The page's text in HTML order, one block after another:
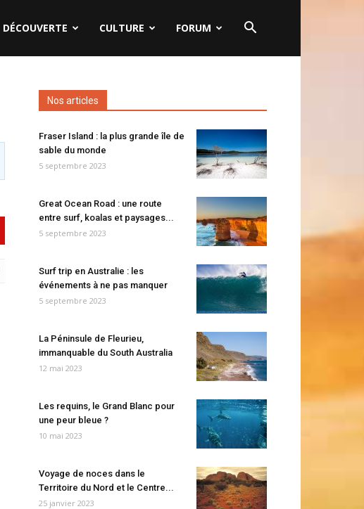
DÉCOUVERTE CULTURE FORUM
Nos articles
Fraser Island : la plus grande île de
sable du monde
5 septembre 2023
Great Ocean Road : une route
entre surf, koalas et paysages...
5 septembre 2023
Surf trip en Australie : les
événements à ne pas manquer
5 septembre 2023
La Péninsule de Fleurieu,
immanquable du South Australia
12 mai 2023
Les requins, le Grand Blanc pour
une peur bleue ?
10 mai 2023
Voyage de noces dans le
Territoire du Nord et le Centre...
25 janvier 2023